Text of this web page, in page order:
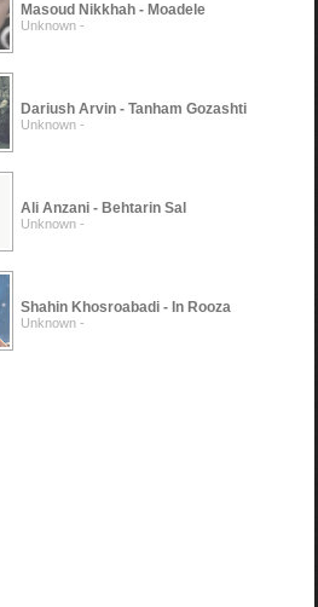
Masoud Nikkhah - Moadele
Unknown -
Dariush Arvin - Tanham Gozashti
Unknown -
Ali Anzani - Behtarin Sal
Unknown -
Shahin Khosroabadi - In Rooza
Unknown -